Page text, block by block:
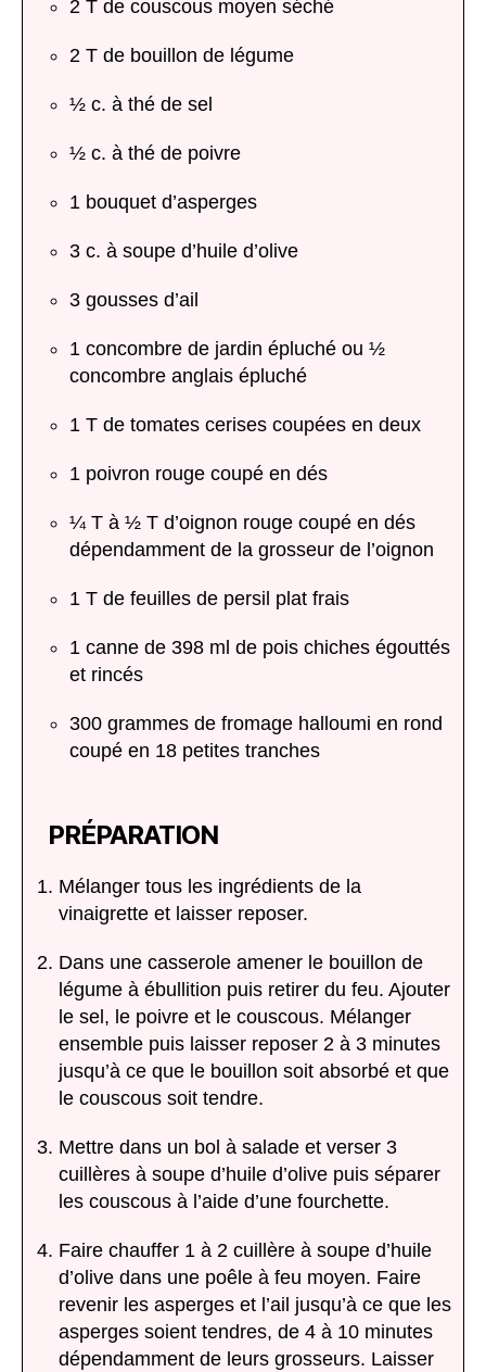
2 T de couscous moyen séché
2 T de bouillon de légume
½ c. à thé de sel
½ c. à thé de poivre
1 bouquet d’asperges
3 c. à soupe d’huile d’olive
3 gousses d’ail
1 concombre de jardin épluché ou ½
concombre anglais épluché
1 T de tomates cerises coupées en deux
1 poivron rouge coupé en dés
¼ T à ½ T d’oignon rouge coupé en dés
dépendamment de la grosseur de l’oignon
1 T de feuilles de persil plat frais
1 canne de 398 ml de pois chiches égouttés
et rincés
300 grammes de fromage halloumi en rond
coupé en 18 petites tranches
PRÉPARATION
Mélanger tous les ingrédients de la
vinaigrette et laisser reposer.
Dans une casserole amener le bouillon de
légume à ébullition puis retirer du feu. Ajouter
le sel, le poivre et le couscous. Mélanger
ensemble puis laisser reposer 2 à 3 minutes
jusqu’à ce que le bouillon soit absorbé et que
le couscous soit tendre.
Mettre dans un bol à salade et verser 3
cuillères à soupe d’huile d’olive puis séparer
les couscous à l’aide d’une fourchette.
Faire chauffer 1 à 2 cuillère à soupe d’huile
d’olive dans une poêle à feu moyen. Faire
revenir les asperges et l’ail jusqu’à ce que les
asperges soient tendres, de 4 à 10 minutes
dépendamment de leurs grosseurs. Laisser